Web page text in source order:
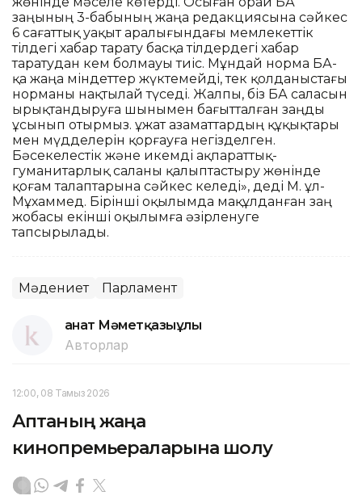
заңының 3-бабының жаңа редакциясына сәйкес
6 сағаттық уақыт аралығындағы мемлекеттік
тілдегі хабар тарату басқа тілдердегі хабар
таратудан кем болмауы тиіс. Мұндай норма БАҚ-
қа жаңа міндеттер жүктемейді, тек қолданыстағы
норманы нақтылай түседі. Жалпы, біз БАҚ саласын
ырықтандыруға шынымен бағытталған заңды
ұсынып отырмыз. Құжат азаматтардың құқықтары
мен мүдделерін қорғауға негізделген.
Бәсекелестік және икемді ақпараттық-
гуманитарлық саланы қалыптастыру жөнінде
қоғам талаптарына сәйкес келеді», деді М. Құл-
Мұхаммед. Бірінші оқылымда мақұлданған заң
жобасы екінші оқылымға әзірленуге
тапсырылады.
Мәдениет Парламент
Қанат Мәметқазыұлы
Авторлар
12:00, 08 Тамыз 2026
Аптаның жаңа
кинопремьераларына шолу